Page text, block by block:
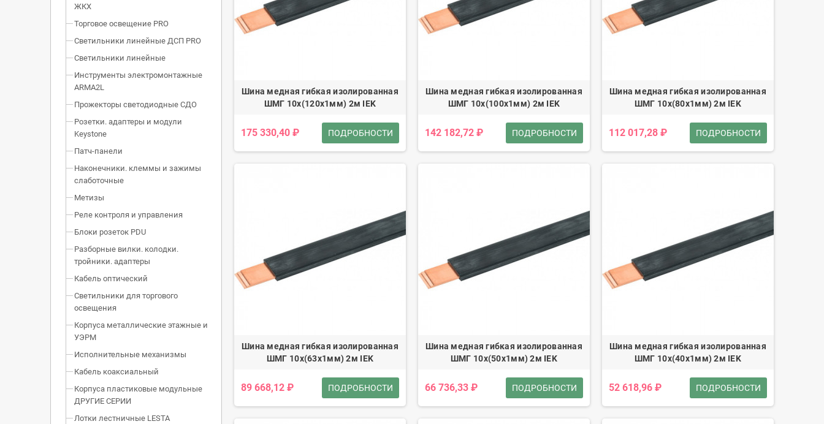
ЖКХ
Торговое освещение PRO
Светильники линейные ДСП PRO
Светильники линейные
Инструменты электромонтажные
ARMA2L
Прожекторы светодиодные СДО
Розетки. адаптеры и модули
Keystone
Патч-панели
Наконечники. клеммы и зажимы
слаботочные
Метизы
Реле контроля и управления
Блоки розеток PDU
Разборные вилки. колодки.
тройники. адаптеры
Кабель оптический
Светильники для торгового
освещения
Корпуса металлические этажные и
УЭРМ
Исполнительные механизмы
Кабель коаксиальный
Корпуса пластиковые модульные
ДРУГИЕ СЕРИИ
Лотки лестничные LESTA
Шина медная гибкая изолированная
ШМГ 10x(120x1мм) 2м IEK
175 330,40 ₽ ПОДРОБНОСТИ
Шина медная гибкая изолированная
ШМГ 10x(100x1мм) 2м IEK
142 182,72 ₽ ПОДРОБНОСТИ
Шина медная гибкая изолированная
ШМГ 10x(80x1мм) 2м IEK
112 017,28 ₽ ПОДРОБНОСТИ
Шина медная гибкая изолированная
ШМГ 10x(63x1мм) 2м IEK
89 668,12 ₽ ПОДРОБНОСТИ
Шина медная гибкая изолированная
ШМГ 10x(50x1мм) 2м IEK
66 736,33 ₽ ПОДРОБНОСТИ
Шина медная гибкая изолированная
ШМГ 10x(40x1мм) 2м IEK
52 618,96 ₽ ПОДРОБНОСТИ